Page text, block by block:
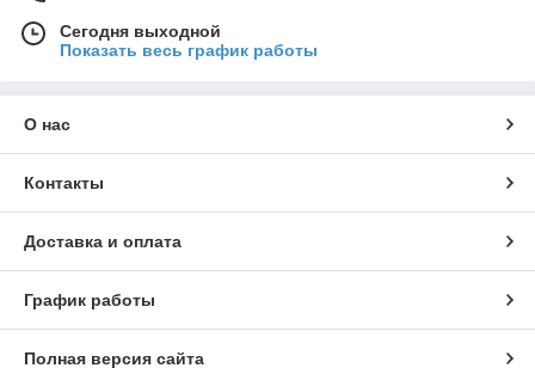
Сегодня выходной
Показать весь график работы
О нас
Контакты
Доставка и оплата
График работы
Полная версия сайта